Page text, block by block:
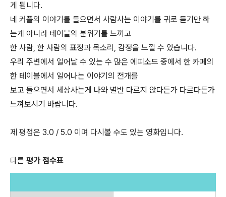
게 됩니다.
네 커플의 이야기를 들으면서 사람사는 이야기를 귀로 듣기만 하
는게 아니라 테이블의 분위기를 느끼고
한 사람, 한 사람의 표정과 목소리, 감정을 느낄 수 있습니다.
우리 주변에서 일어날 수 있는 수 많은 에피소드 중에서 한 카페의
한 테이블에서 일어나는 이야기의 전개를
보고 들으면서 세상사는게 나와 별반 다르지 않다든가 다르다든가
느껴보시기 바랍니다.
제 평점은 3.0 / 5.0 이며 다시볼 수도 있는 영화입니다.
다른 평가 점수표